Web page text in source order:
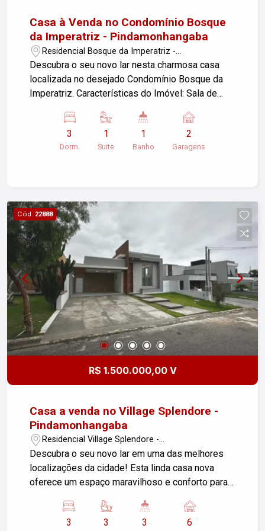
Casa à Venda no Condomínio Bosque
da Imperatriz - Pindamonhangaba
Residencial Bosque da Imperatriz -
Pindamonhangaba/SP
Descubra o seu novo lar nesta charmosa casa
localizada no desejado Condomínio Bosque da
Imperatriz. Características do Imóvel: Sala de
Banheiro social Cozinha prática e funcional Área
de serviço 2 vagas de garagem cobertas Essa é
a oportunidade perfeita para quem busca
casa!
3
Dorm.
1
Suite
1
Banho
2
Garagens
Cód. 22888
R$ 1.500.000,00 V
Casa a venda no Village Splendore -
Pindamonhangaba
Residencial Village Splendore -
Pindamonhangaba/SP
Descubra o seu novo lar em uma das melhores
localizações da cidade! Esta linda casa nova
oferece um espaço maravilhoso e conforto para
ambientes, perfeita para receber amigos e
familiares. Dormitórios: 3 suítes espaçosas,
3 3 3 6